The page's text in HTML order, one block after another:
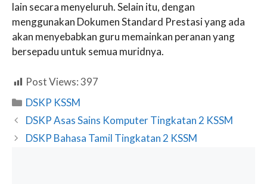
lain secara menyeluruh. Selain itu, dengan
menggunakan Dokumen Standard Prestasi yang ada
akan menyebabkan guru memainkan peranan yang
bersepadu untuk semua muridnya.
Post Views:397
Categories
DSKP KSSM
DSKP Asas Sains Komputer Tingkatan 2 KSSM
DSKP Bahasa Tamil Tingkatan 2 KSSM